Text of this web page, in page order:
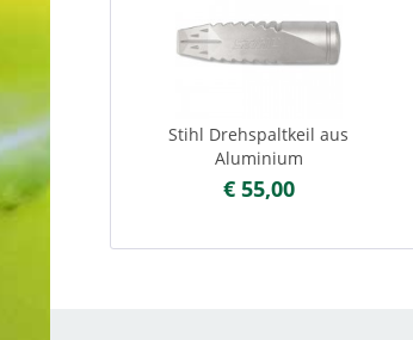
Stihl Drehspaltkeil aus
Aluminium
€ 55,00